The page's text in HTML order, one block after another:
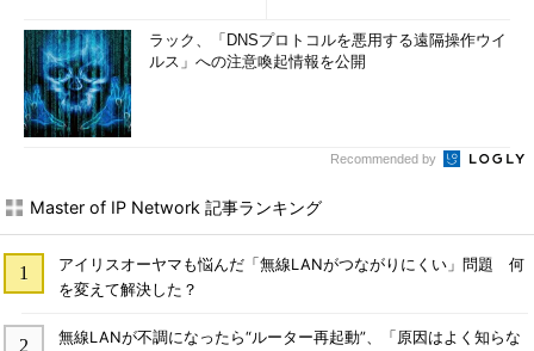
ラック、「DNSプロトコルを悪用する遠隔操作ウイ
ルス」への注意喚起情報を公開
Recommended by
Master of IP Network 記事ランキング
アイリスオーヤマも悩んだ「無線LANがつながりにくい」問題 何
を変えて解決した？
無線LANが不調になったら“ルーター再起動”、「原因はよく知らな